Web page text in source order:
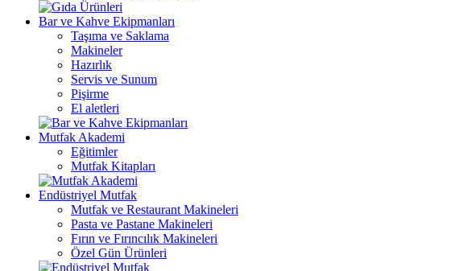
Bar ve Kahve Ekipmanları
Taşıma ve Saklama
Makineler
Hazırlık
Servis ve Sunum
Pişirme
El aletleri
Mutfak Akademi
Eğitimler
Mutfak Kitapları
Endüstriyel Mutfak
Mutfak ve Restaurant Makineleri
Pasta ve Pastane Makineleri
Fırın ve Fırıncılık Makineleri
Özel Gün Ürünleri